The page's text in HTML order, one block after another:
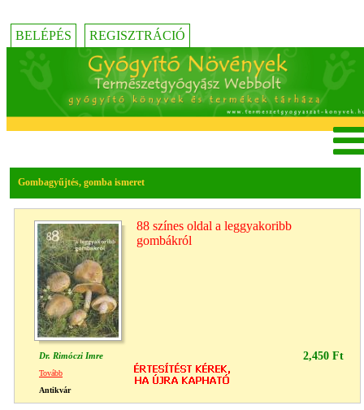
BELÉPÉS REGISZTRÁCIÓ
Gombagyűjtés, gomba ismeret
88 színes oldal a leggyakoribb
gombákról
Dr. Rimóczi Imre 2,450 Ft
Tovább
Antikvár